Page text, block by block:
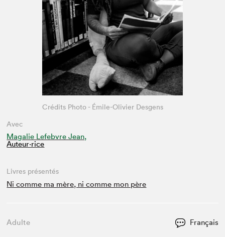
Avec
Magalie Lefebvre Jean,
Auteur·rice
Crédits Photo - Émile-Olivier Desgens
Livres présentés
Ni comme ma mère, ni comme mon père
Adulte Français